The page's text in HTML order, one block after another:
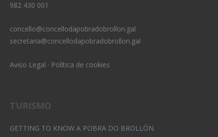
982 430 001
concello@concellodapobradobrollon.gal
secretaria@concellodapobradobrollon.gal
Aviso Legal · Política de cookies
TURISMO
GETTING TO KNOW A POBRA DO BROLLÓN